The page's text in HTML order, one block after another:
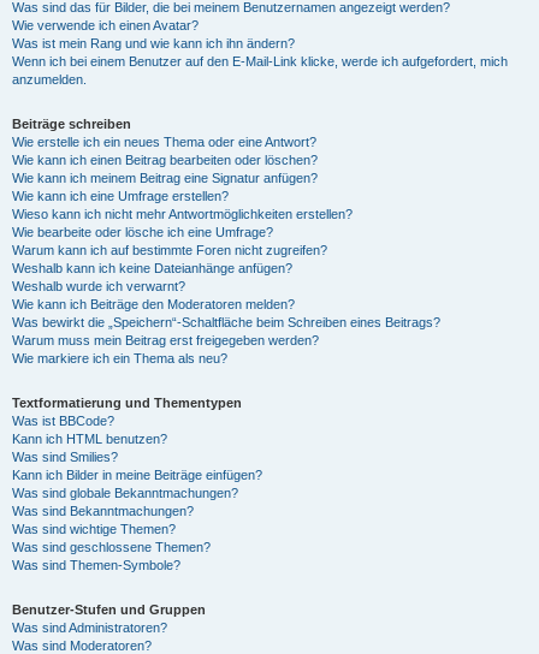
Was sind das für Bilder, die bei meinem Benutzernamen angezeigt werden?
Wie verwende ich einen Avatar?
Was ist mein Rang und wie kann ich ihn ändern?
Wenn ich bei einem Benutzer auf den E-Mail-Link klicke, werde ich aufgefordert, mich
anzumelden.
Beiträge schreiben
Wie erstelle ich ein neues Thema oder eine Antwort?
Wie kann ich einen Beitrag bearbeiten oder löschen?
Wie kann ich meinem Beitrag eine Signatur anfügen?
Wie kann ich eine Umfrage erstellen?
Wieso kann ich nicht mehr Antwortmöglichkeiten erstellen?
Wie bearbeite oder lösche ich eine Umfrage?
Warum kann ich auf bestimmte Foren nicht zugreifen?
Weshalb kann ich keine Dateianhänge anfügen?
Weshalb wurde ich verwarnt?
Wie kann ich Beiträge den Moderatoren melden?
Was bewirkt die „Speichern“-Schaltfläche beim Schreiben eines Beitrags?
Warum muss mein Beitrag erst freigegeben werden?
Wie markiere ich ein Thema als neu?
Textformatierung und Thementypen
Was ist BBCode?
Kann ich HTML benutzen?
Was sind Smilies?
Kann ich Bilder in meine Beiträge einfügen?
Was sind globale Bekanntmachungen?
Was sind Bekanntmachungen?
Was sind wichtige Themen?
Was sind geschlossene Themen?
Was sind Themen-Symbole?
Benutzer-Stufen und Gruppen
Was sind Administratoren?
Was sind Moderatoren?